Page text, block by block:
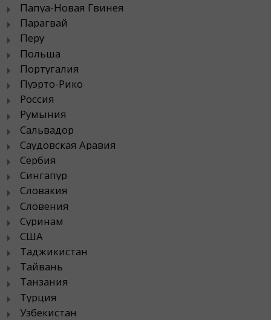
Папуа-Новая Гвинея
Парагвай
Перу
Польша
Португалия
Пуэрто-Рико
Россия
Румыния
Сальвадор
Саудовская Аравия
Сербия
Сингапур
Словакия
Словения
Суринам
США
Таджикистан
Тайвань
Танзания
Турция
Узбекистан